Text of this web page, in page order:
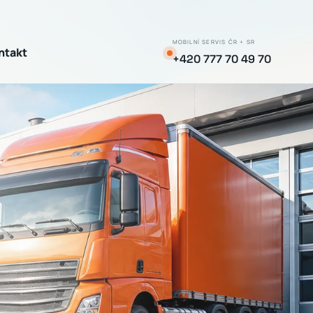
MOBILNÍ SERVIS ČR + SR
+420 777 70 49 70